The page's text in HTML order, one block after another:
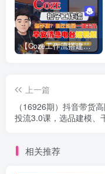
【Coze工作流搭建实操教程】【coze】早安情感电台日签视频还在手动做？用扣子工作流自动生成，省时90%
上一篇
（16926期）抖音带货
投流3.0课，选品建模、
超5相关推荐